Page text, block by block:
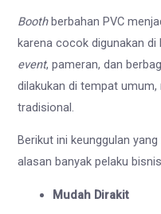
Boothberbahan PVC
karena cocok digunakan di
event, pameran, dan
dilakukan di tempat
tradisional.
Berikut ini keunggulan yang
alasan banyak pelaku
Mudah Dirakit